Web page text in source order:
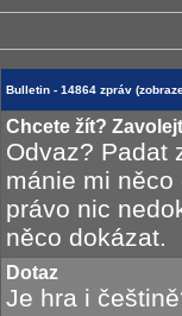
Bulletin - 14864 zpráv
Chcete žít?
Odvaz? Padat
mánie mi
právo nic
něco dokázat.
Dotaz
Je hra i